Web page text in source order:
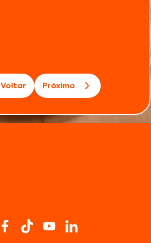
Voltar Próximo